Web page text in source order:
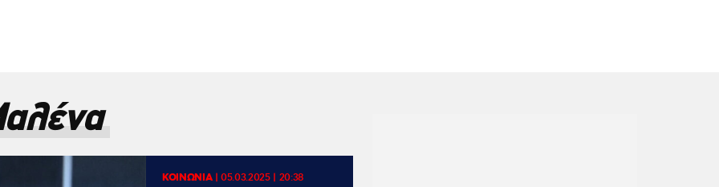
ΚΟΙΝΩΝΙΑ|05.03.2025 | 20:38